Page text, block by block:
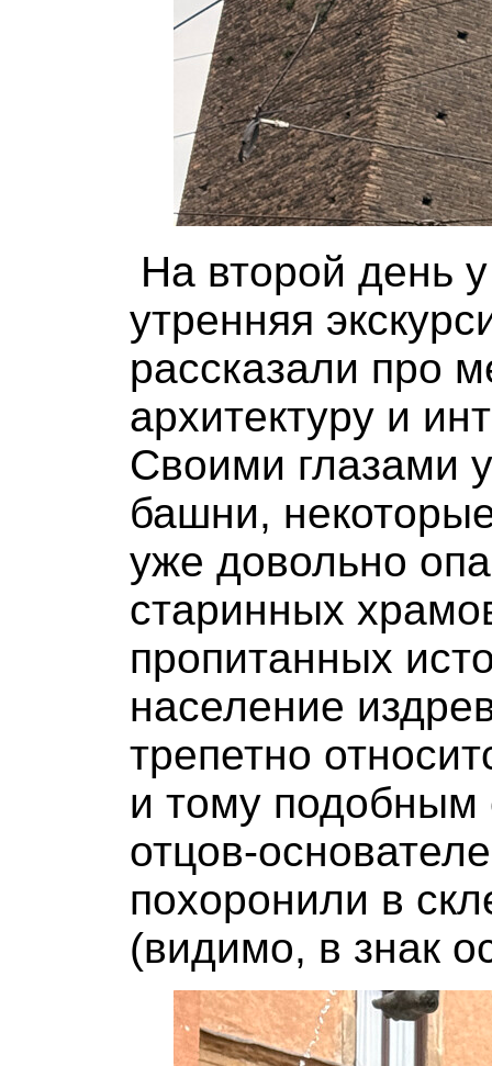
На второй день
утренняя
рассказали про
архитектуру и
Своими глазами
башни,
уже довольно
старинных
пропитанных
население
трепетно
и тому
отцов-
похоронили в
(видимо, в знак